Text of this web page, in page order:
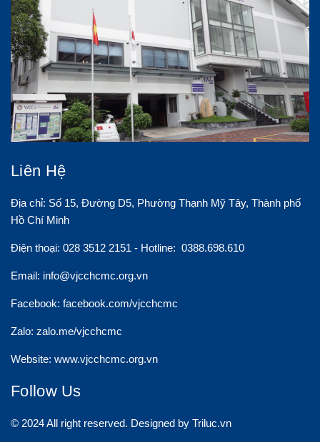
Liên Hệ
Địa chỉ: Số 15, Đường D5, Phường Thạnh Mỹ Tây, Thành phố
Hồ Chí Minh
Điện thoại: 028 3512 2151 - Hotline: 0388.698.610
Email: info@vjcchcmc.org.vn
Facebook: facebook.com/vjcchcmc
Zalo: zalo.me/vjcchcmc
Website: www.vjcchcmc.org.vn
Follow Us
© 2024 All right reserved. Designed by Triluc.vn